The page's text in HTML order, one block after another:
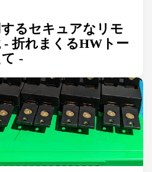
るセキュアなリモ
- 折れまくるHWトー
-